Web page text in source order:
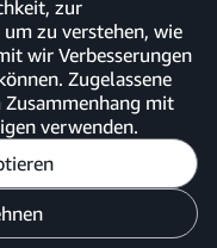
zur
zu verstehen, wie
wir Verbesserungen
Zugelassene
mit
verwenden.